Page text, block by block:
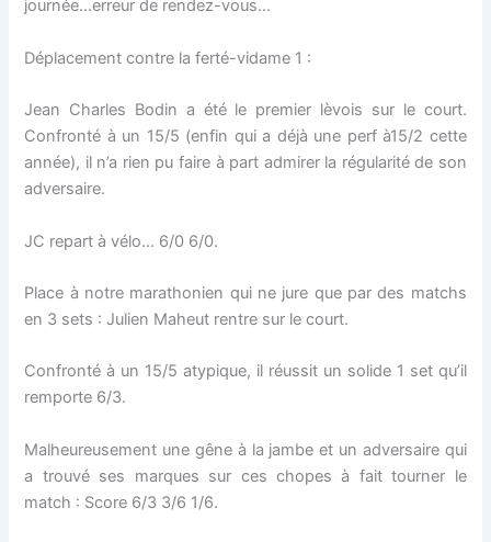
journée…erreur de rendez-vous…
Déplacement contre la ferté-vidame 1 :
Jean Charles Bodin a été le premier lèvois sur le court.
Confronté à un 15/5 (enfin qui a déjà une perf à15/2 cette
année), il n’a rien pu faire à part admirer la régularité de son
adversaire.
JC repart à vélo… 6/0 6/0.
Place à notre marathonien qui ne jure que par des matchs
en 3 sets : Julien Maheut rentre sur le court.
Confronté à un 15/5 atypique, il réussit un solide 1 set qu’il
remporte 6/3.
Malheureusement une gêne à la jambe et un adversaire qui
a trouvé ses marques sur ces chopes à fait tourner le
match : Score 6/3 3/6 1/6.